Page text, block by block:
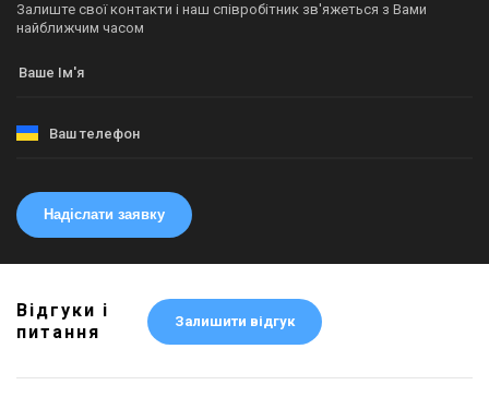
Залиште свої контакти і наш співробітник зв'яжеться з Вами
найближчим часом
Надіслати заявку
Відгуки і
питання
Залишити відгук